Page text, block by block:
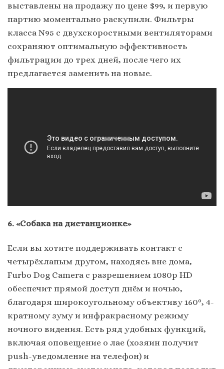
выставлены на продажу по цене $99, и первую
партию моментально раскупили. Фильтры
класса N95 с двухскоростными вентиляторами
сохраняют оптимальную эффективность
фильтрации до трех дней, после чего их
предлагается заменить на новые.
6. «Собака на дистанционке»
Если вы хотите поддерживать контакт с
четырёхлапым другом, находясь вне дома,
Furbo Dog Camera с разрешением 1080p HD
обеспечит прямой доступ днём и ночью,
благодаря широкоугольному объективу 160º, 4-
кратному зуму и инфракрасному режиму
ночного видения. Есть ряд удобных функций,
включая оповещение о лае (хозяин получит
push-уведомление на телефон) и